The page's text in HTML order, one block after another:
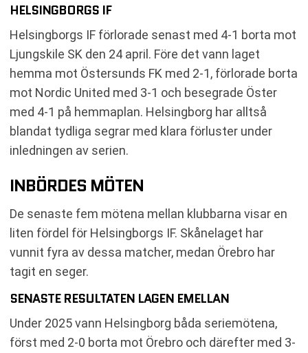
HELSINGBORGS IF
Helsingborgs IF förlorade senast med 4-1 borta mot
Ljungskile SK den 24 april. Före det vann laget
hemma mot Östersunds FK med 2-1, förlorade borta
mot Nordic United med 3-1 och besegrade Öster
med 4-1 på hemmaplan. Helsingborg har alltså
blandat tydliga segrar med klara förluster under
inledningen av serien.
INBÖRDES MÖTEN
De senaste fem mötena mellan klubbarna visar en
liten fördel för Helsingborgs IF. Skånelaget har
vunnit fyra av dessa matcher, medan Örebro har
tagit en seger.
SENASTE RESULTATEN LAGEN EMELLAN
Under 2025 vann Helsingborg båda seriemötena,
först med 2-0 borta mot Örebro och därefter med 3-